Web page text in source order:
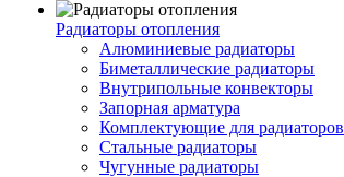
Радиаторы отопления
Алюминиевые радиаторы
Биметаллические радиаторы
Внутрипольные конвекторы
Запорная арматура
Комплектующие для радиаторов
Стальные радиаторы
Чугунные радиаторы